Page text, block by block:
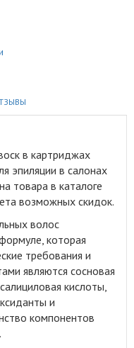
в картриджах
эпиляции в салонах
товара в каталоге
возможных скидок.
волос
которая
требования и
являются сосновая
кислоты,
и
компонентов